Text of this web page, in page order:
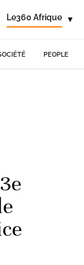
Le360 Afrique ▾
PEOPLE